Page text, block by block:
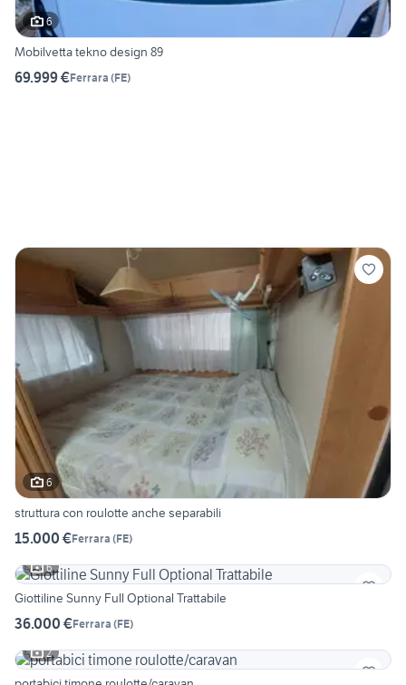
6
Mobilvetta tekno design 89
69.999 €Ferrara (FE)
6
struttura con roulotte anche separabili
15.000 €Ferrara (FE)
6
Giottiline Sunny Full Optional Trattabile
36.000 €Ferrara (FE)
2